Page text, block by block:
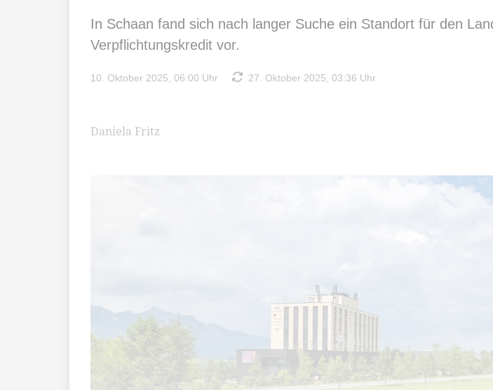
In Schaan fand sich nach langer Suche ein Standort für den
Verpflichtungskredit vor.
10. Oktober 2025, 06:00 Uhr 27. Oktober 2025, 03:36 Uhr
Daniela Fritz